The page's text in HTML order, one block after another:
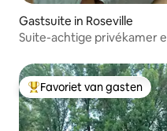
Gastsuite in Roseville
Suite-achtige privékamer
Topfavoriet van gasten
Favoriet van gasten